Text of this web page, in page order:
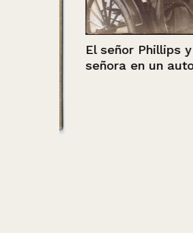
El señor Phillips y su
señora en un auto.